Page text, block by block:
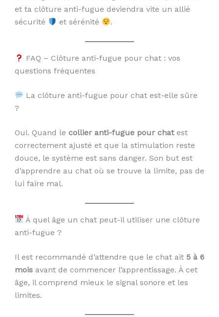
et ta clôture anti-fugue deviendra vite un allié
sécurité
et sérénité .
FAQ – Clôture anti-fugue pour chat : vos
questions fréquentes
La clôture anti-fugue pour chat est-elle sûre
?
Oui. Quand le collier anti-fugue pour chatest
correctement ajusté et que la stimulation reste
douce, le système est sans danger. Son but est
d’apprendre au chat où se trouve la limite, pas de
lui faire mal.
À quel âge un chat peut-il utiliser une clôture
anti-fugue ?
Il est recommandé d’attendre que le chat ait 5 à 6
mois avant de commencer l’apprentissage. À cet
âge, il comprend mieux le signal sonore et les
limites.